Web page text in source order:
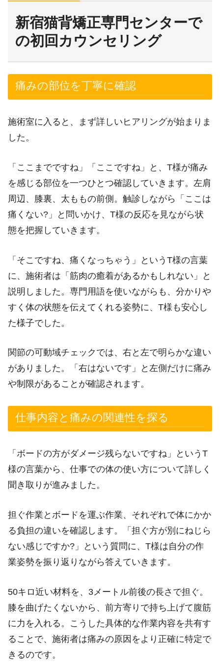
新宿猫背矯正専門センターで
の初回カウンセリング
痛みの部位を丁寧に確認
施術室に入ると、まず詳しいヒアリングが始まりま
した。
「ここまでですね」「ここですね」と、T様が痛み
を感じる部位を一つひとつ確認していきます。左肩
周辺、膝裏、太ももの前側。触診しながら「ここは
痛くない?」と問いかけ、T様の反応を見ながら状
態を把握していきます。
「そこですね、痛くなっちゃう」というT様の言葉
に、施術者は「筋肉の癒着があるかもしれない」と
説明しました。専門用語を使いながらも、分かりや
すく体の状態を伝えてくれる姿勢に、T様も安心し
た様子でした。
関節の可動域チェックでは、右と左で明らかな違い
がありました。「右はないです」と左側だけに痛み
や制限があることが確認されます。
仕事内容と痛みの関連性を探る
「ボードの方がダメージ残らないですね」というT
様の言葉から、仕事での体の使い方について詳しく
聞き取りが進みました。
担ぐ作業とボードを運ぶ作業、それぞれで体にかか
る負担の違いを確認します。「担ぐ方が別にねじら
ない感じですか?」という質問に、T様は自分の作
業姿勢を振り返りながら答えていきます。
50キロ近い材料を、3メートル前後の長さで担ぐ。
膝を曲げたくないから、前方寄りで持ち上げて腹筋
に力を入れる。こうした具体的な作業内容を共有す
ることで、施術者は痛みの原因をより正確に特定で
きるのです。